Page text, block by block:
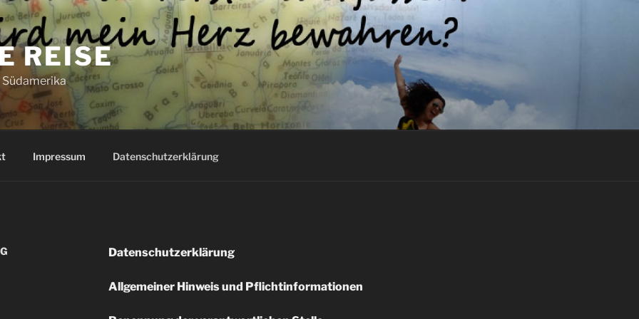
REISE
Südamerika
Impressum Datenschutzerklärung
Datenschutzerklärung
Allgemeiner Hinweis und Pflichtinformationen